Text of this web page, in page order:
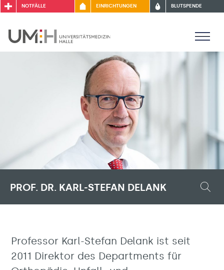
NOTFÄLLE EINRICHTUNGEN BLUTSPENDE
PROF. DR. KARL-STEFAN DELANK
Professor Karl-Stefan Delank ist seit
2011 Direktor des Departments für